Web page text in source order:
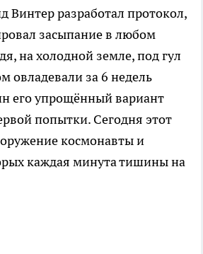
Винтер разработал протокол,
засыпание в любом
на холодной земле, под гул
овладевали за 6 недель
его упрощённый вариант
попытки. Сегодня этот
космонавты и
каждая минута тишины на